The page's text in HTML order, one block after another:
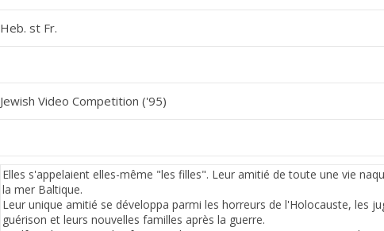
Heb. st Fr.
Jewish Video Competition ('95)